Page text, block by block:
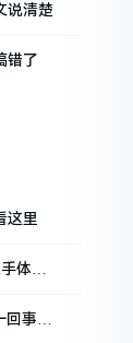
说清楚
错了
这里
体验
回事？